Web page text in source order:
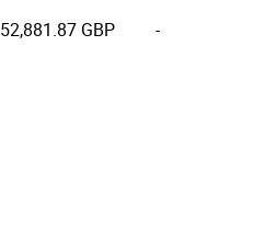
52,881.87 GBP -